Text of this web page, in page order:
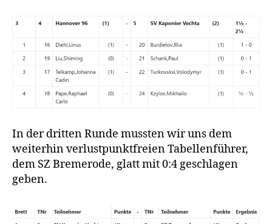
In der dritten Runde mussten wir uns dem
weiterhin verlustpunktfreien Tabellenführer,
dem SZ Bremerode, glatt mit 0:4 geschlagen
geben.